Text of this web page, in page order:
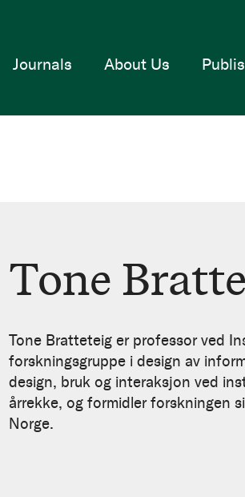
Journals About Us
Tone
Tone Bratteteig er professor ved
forskningsgruppe i design av
design, bruk og interaksjon ved
årrekke, og formidler forskningen
Norge.